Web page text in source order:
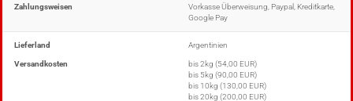
Zahlungsweisen
Vorkasse Überweisung, Paypal, Kreditkarte,
Google Pay
Lieferland Argentinien
Versandkosten
bis 2kg (54,00 EUR)
bis 5kg (90,00 EUR)
bis 10kg (130,00 EUR)
bis 20kg (200,00 EUR)